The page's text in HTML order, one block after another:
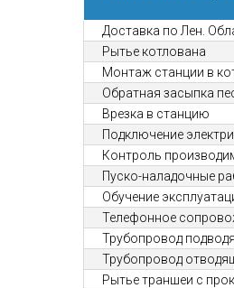
Доставка по Лен.
Рытье котлована
Монтаж станции в
Обратная засыпка
Врезка в станцию
Подключение
Контроль
Пуско-наладочные
Обучение
Телефонное
Трубопровод
Трубопровод
Рытье траншеи с